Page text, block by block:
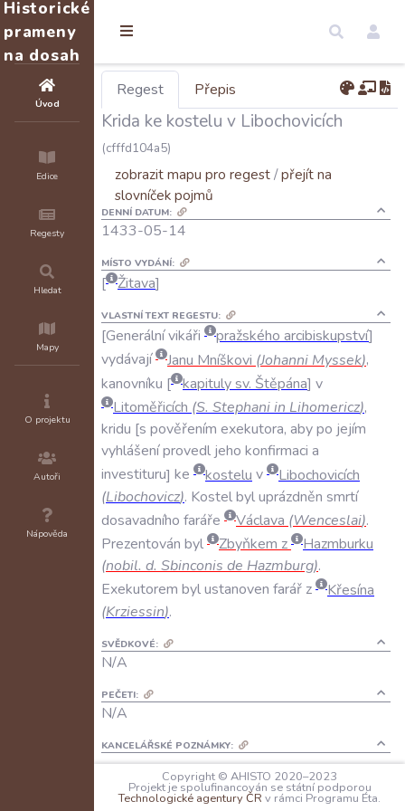
Historické
prameny
na dosah
Úvod
Edice
Regesty
Hledat
Mapy
O projektu
Autoři
Nápověda
Regest Přepis
Krida ke kostelu v Libochovicích
(cfffd104a5)
zobrazit mapu pro regest/přejít na
slovníček pojmů
DENNÍ DATUM:
1433-05-14
MÍSTO VYDÁNÍ:
Žitava
VLASTNÍ TEXT REGESTU:
Generálnívikáři pražského arcibiskupství
vydávají
Janu Mníškovi (Johanni Myssek),
kanovníku
kapitulysv. Štěpána v
Litoměřicích (S. Stephaniin Lihomericz),
kridu s pověřením exekutora, abypo jejím
vyhlášeníprovedl jeho konfirmaci a
investituru ke kostelu v
Libochovicích
(Libochovicz). Kostelbyluprázdněn smrtí
dosavadního faráře Václava (Wenceslai).
Prezentován byl Zbyňkem z
Hazmburku
(nobil. d. Sbinconis de Hazmburg).
Exekutorem bylustanoven farář z
Křesína
(Krziessin).
SVĚDKOVÉ:
N/A
PEČETI:
N/A
KANCELÁŘSKÉ POZNÁMKY:
N/A
JAZYK:
Copyright © AHISTO 2020–2023
Projekt je spolufinancován se státní podporou
Technologické agentury ČR v rámci Programu Éta.